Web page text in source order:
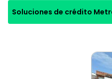
Soluciones de crédito